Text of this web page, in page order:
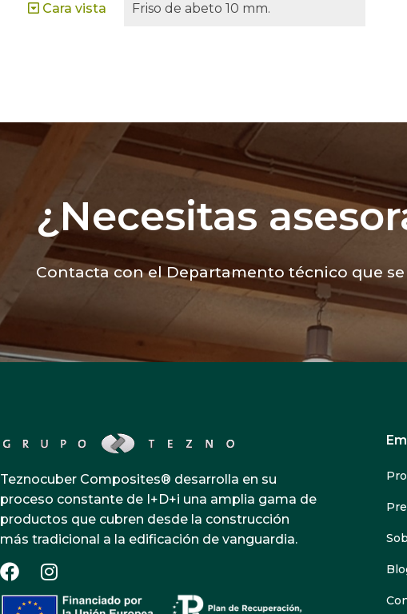
Cara vista Friso de abeto 10 mm.
¿Necesitas
Contacta con el Departamento técnico que
Teznocuber Composites® desarrolla en su
proceso constante de I+D+i una amplia gama de
productos que cubren desde la construcción
más tradicional a la edificación de vanguardia.